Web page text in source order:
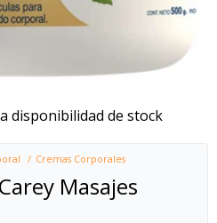
disponibilidad de stock
Cremas Corporales
Masajes